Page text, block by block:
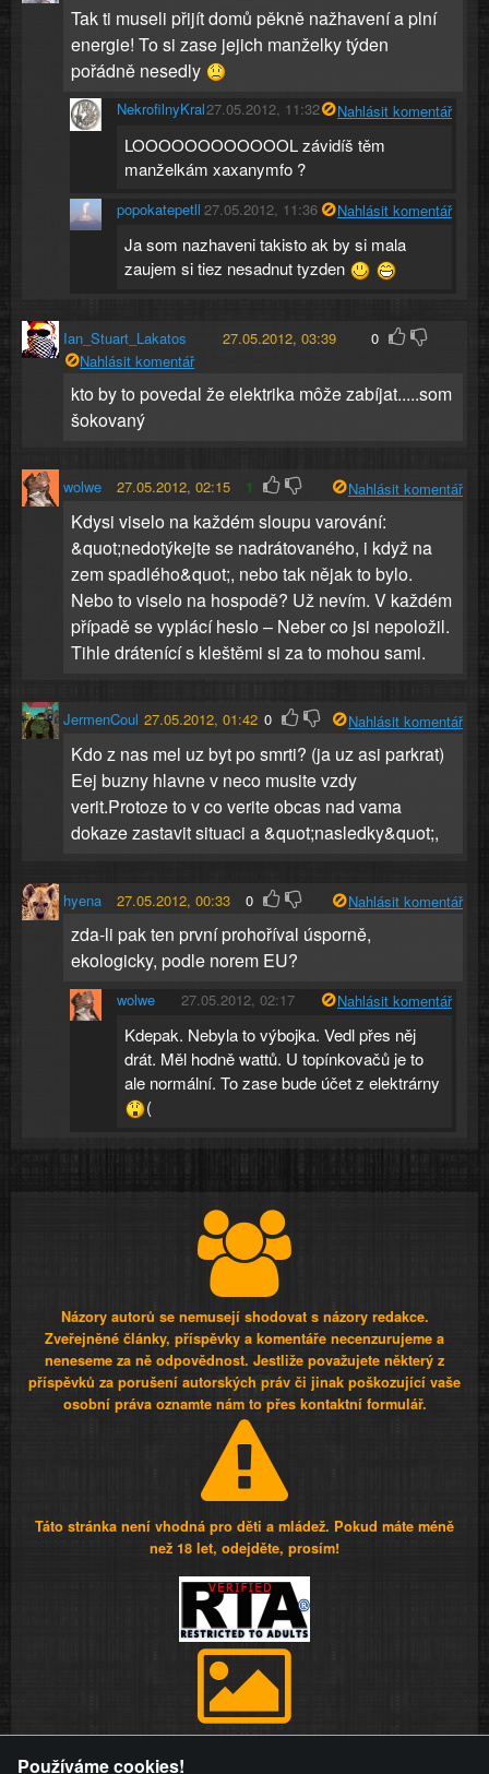
Tak ti museli přijít domů pěkně nažhavení a plní
energie! To si zase jejich manželky týden
pořádně nesedly
NekrofilnyKral27.05.2012, 11:32 Nahlásit komentář
LOOOOOOOOOOOOL závidíš těm
manželkám xaxanymfo ?
popokatepetll 27.05.2012, 11:36 Nahlásit komentář
Ja som nazhaveni takisto ak by si mala
zaujem si tiez nesadnut tyzden
Ian_Stuart_Lakatos 27.05.2012, 03:39
0
Nahlásit komentář
kto by to povedal že elektrika môže zabíjat.....som
šokovaný
wolwe 27.05.2012, 02:15 1 Nahlásit komentář
Kdysi viselo na každém sloupu varování:
&quot;nedotýkejte se nadrátovaného, i když na
zem spadlého&quot;, nebo tak nějak to bylo.
Nebo to viselo na hospodě? Už nevím. V každém
případě se vyplácí heslo – Neber co jsi nepoložil.
Tihle drátenící s kleštěmi si za to mohou sami.
JermenCoul 27.05.2012, 01:42 0 Nahlásit komentář
Kdo z nas mel uz byt po smrti? (ja uz asi parkrat)
Eej buzny hlavne v neco musite vzdy
verit.Protoze to v co verite obcas nad vama
dokaze zastavit situaci a &quot;nasledky&quot;,
hyena 27.05.2012, 00:33 0 Nahlásit komentář
zda-li pak ten první prohoříval úsporně,
ekologicky, podle norem EU?
wolwe 27.05.2012, 02:17 Nahlásit komentář
Kdepak. Nebyla to výbojka. Vedl přes něj
drát. Měl hodně wattů. U topínkovačů je to
ale normální. To zase bude účet z elektrárny
(
Názory autorů se nemusejí shodovat s názory redakce.
Zveřejněné články, příspěvky a komentáře necenzurujeme a
neneseme za ně odpovědnost. Jestliže považujete některý z
příspěvků za porušení autorských práv či jinak poškozující vaše
osobní práva oznamte nám to přes kontaktní formulář.
Táto stránka není vhodná pro děti a mládež. Pokud máte méně
než 18 let, odejděte, prosím!
Používáme cookies!